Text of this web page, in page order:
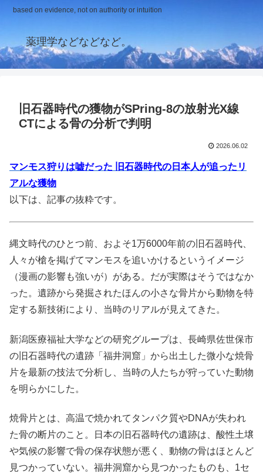
based on evidence, not on authority or intuition
薬理学などなどなど。
旧石器時代の獲物がSPring-8の放射光X線
CTによる骨の分析で判明
2026.06.02
マンモス狩りは嘘だった 旧石器時代の日本人が追ったリ
アルな獲物
以下は、記事の抜粋です。
縄文時代のひとつ前、およそ1万6000年前の旧石器時代、
人々が槍を掲げてマンモスを追いかけるというイメージ
（漫画の影響も強いが）がある。だが実際はそうではなか
った。遺跡から発掘されたほんの小さな骨片から動物を特
定する新技術により、当時のリアルが見えてきた。
新潟医療福祉大学などの研究グループは、長崎県佐世保市
の旧石器時代の遺跡「福井洞窟」から出土した微小な焼骨
片を最新の技法で分析し、当時の人たちが狩っていた動物
を明らかにした。
焼骨片とは、高温で焼かれてタンパク質やDNAが失われ
た骨の断片のこと。日本の旧石器時代の遺跡は、酸性土壌
や気候の影響で骨の保存状態が悪く、動物の骨はほとんど
見つかっていない。福井洞窟から見つかったものも、1セ